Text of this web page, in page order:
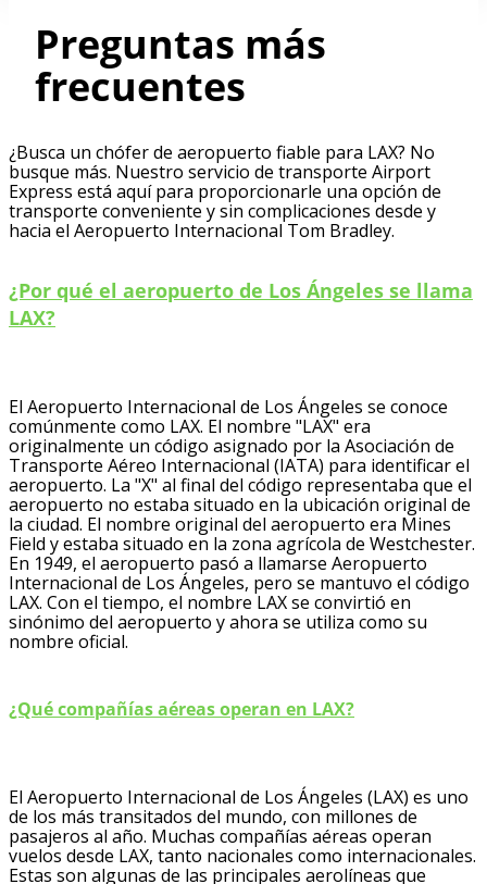
Preguntas más
frecuentes
¿Busca un chófer de aeropuerto fiable para LAX? No
busque más. Nuestro servicio de transporte Airport
Express está aquí para proporcionarle una opción de
transporte conveniente y sin complicaciones desde y
hacia el Aeropuerto Internacional Tom Bradley.
¿Por qué el aeropuerto de Los Ángeles se llama
LAX?
El Aeropuerto Internacional de Los Ángeles se conoce
comúnmente como LAX. El nombre "LAX" era
originalmente un código asignado por la Asociación de
Transporte Aéreo Internacional (IATA) para identificar el
aeropuerto. La "X" al final del código representaba que el
aeropuerto no estaba situado en la ubicación original de
la ciudad. El nombre original del aeropuerto era Mines
Field y estaba situado en la zona agrícola de Westchester.
En 1949, el aeropuerto pasó a llamarse Aeropuerto
Internacional de Los Ángeles, pero se mantuvo el código
LAX. Con el tiempo, el nombre LAX se convirtió en
sinónimo del aeropuerto y ahora se utiliza como su
nombre oficial.
¿Qué compañías aéreas operan en LAX?
El Aeropuerto Internacional de Los Ángeles (LAX) es uno
de los más transitados del mundo, con millones de
pasajeros al año. Muchas compañías aéreas operan
vuelos desde LAX, tanto nacionales como internacionales.
Estas son algunas de las principales aerolíneas que